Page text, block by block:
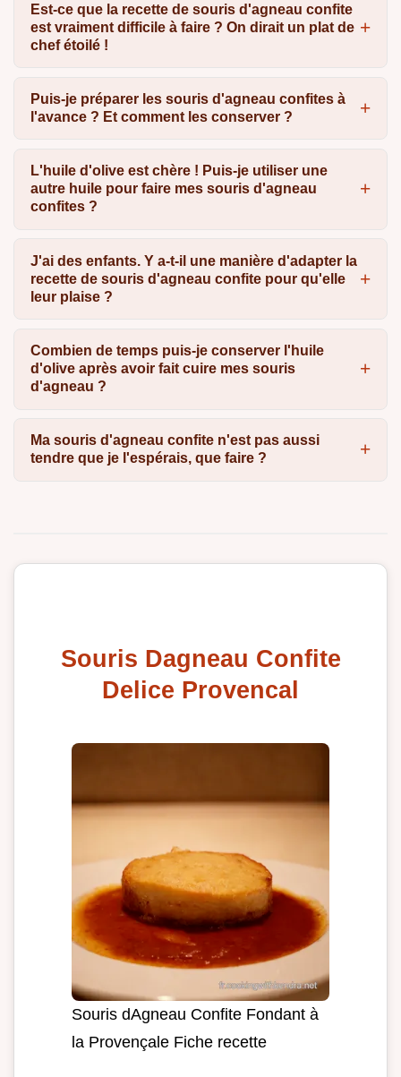
Est-ce que la recette de souris d'agneau confite
est vraiment difficile à faire ? On dirait un plat de
chef étoilé !
Puis-je préparer les souris d'agneau confites à
l'avance ? Et comment les conserver ?
L'huile d'olive est chère ! Puis-je utiliser une
autre huile pour faire mes souris d'agneau
confites ?
J'ai des enfants. Y a-t-il une manière d'adapter la
recette de souris d'agneau confite pour qu'elle
leur plaise ?
Combien de temps puis-je conserver l'huile
d'olive après avoir fait cuire mes souris
d'agneau ?
Ma souris d'agneau confite n'est pas aussi
tendre que je l'espérais, que faire ?
Souris Dagneau Confite
Delice Provencal
Souris dAgneau Confite Fondant à
la Provençale Fiche recette